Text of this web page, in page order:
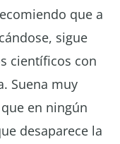
que a
sigue
científicos con
Suena muy
en ningún
desaparece la